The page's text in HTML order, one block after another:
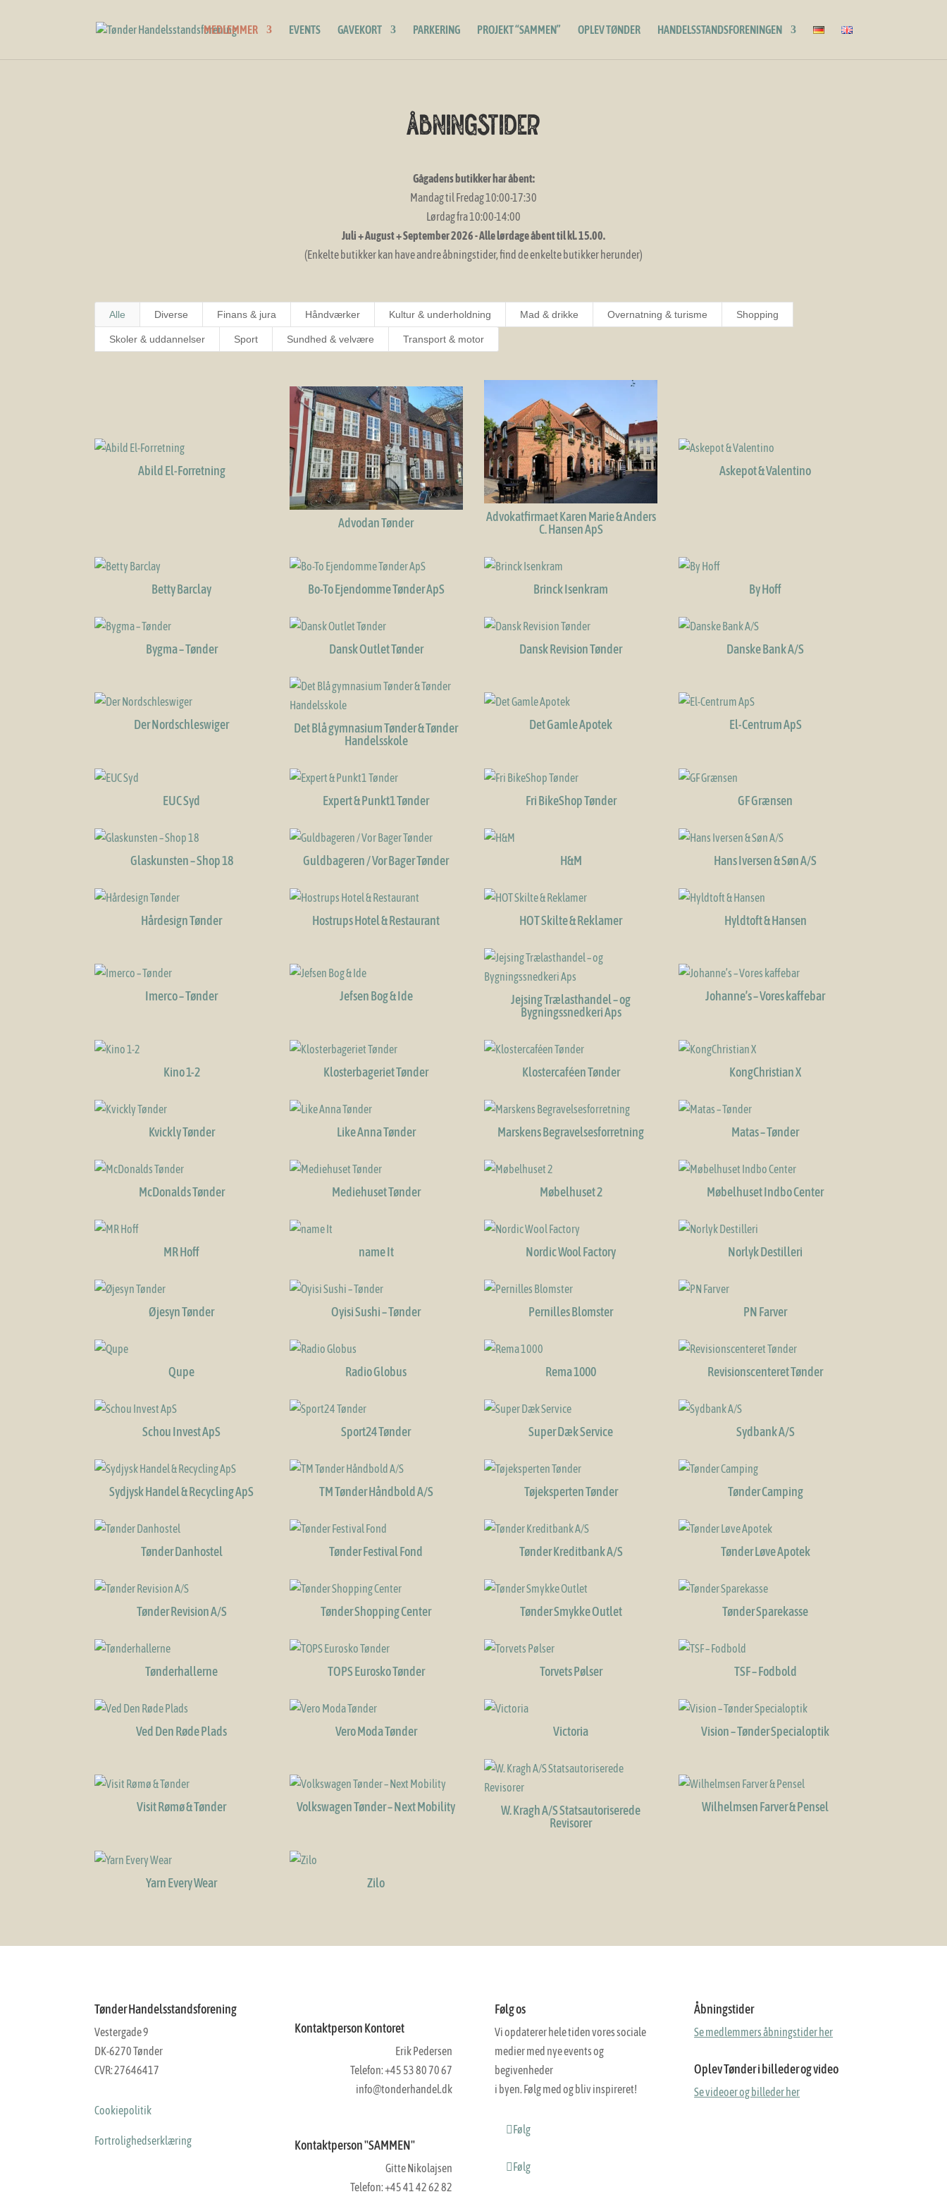
MEDLEMMER EVENTS GAVEKORT PARKERING PROJEKT “SAMMEN” OPLEV TØNDER HANDELSSTANDSFORENINGEN
åbningstider
Gågadens butikker har åbent:
Mandag til Fredag 10:00-17:30
Lørdag fra 10:00-14:00
Juli + August + September 2026 - Alle lørdage åbent til kl. 15.00.
(Enkelte butikker kan have andre åbningstider, find de enkelte butikker herunder)
Alle Diverse Finans & jura Håndværker Kultur & underholdning Mad & drikke Overnatning & turisme Shopping
Skoler & uddannelser Sport Sundhed & velvære Transport & motor
Abild El-Forretning
Advodan Tønder
Advokatfirmaet Karen Marie & Anders
C. Hansen ApS
Askepot & Valentino
Betty Barclay Bo-To Ejendomme Tønder ApS Brinck Isenkram By Hoff
Bygma – Tønder Dansk Outlet Tønder Dansk Revision Tønder Danske Bank A/S
Der Nordschleswiger
Det Blå gymnasium Tønder & Tønder
Handelsskole
Det Gamle Apotek El-Centrum ApS
EUC Syd Expert & Punkt1 Tønder Fri BikeShop Tønder GF Grænsen
Glaskunsten – Shop 18 Guldbageren / Vor Bager Tønder H&M Hans Iversen & Søn A/S
Hårdesign Tønder Hostrups Hotel & Restaurant HOT Skilte & Reklamer Hyldtoft & Hansen
Imerco – Tønder Jefsen Bog & Ide
Jejsing Trælasthandel – og
Bygningssnedkeri Aps
Johanne’s – Vores kaffebar
Kino 1-2 Klosterbageriet Tønder Klostercaféen Tønder KongChristian X
Kvickly Tønder Like Anna Tønder Marskens Begravelsesforretning Matas – Tønder
McDonalds Tønder Mediehuset Tønder Møbelhuset 2 Møbelhuset Indbo Center
MR Hoff name It Nordic Wool Factory Norlyk Destilleri
Øjesyn Tønder Oyisi Sushi – Tønder Pernilles Blomster PN Farver
Qupe Radio Globus Rema 1000 Revisionscenteret Tønder
Schou Invest ApS Sport24 Tønder Super Dæk Service Sydbank A/S
Sydjysk Handel & Recycling ApS TM Tønder Håndbold A/S Tøjeksperten Tønder Tønder Camping
Tønder Danhostel Tønder Festival Fond Tønder Kreditbank A/S Tønder Løve Apotek
Tønder Revision A/S Tønder Shopping Center Tønder Smykke Outlet Tønder Sparekasse
Tønderhallerne TOPS Eurosko Tønder Torvets Pølser TSF – Fodbold
Ved Den Røde Plads Vero Moda Tønder Victoria Vision – Tønder Specialoptik
Visit Rømø & Tønder Volkswagen Tønder – Next Mobility
W. Kragh A/S Statsautoriserede
Revisorer
Wilhelmsen Farver & Pensel
Yarn Every Wear Zilo
Tønder Handelsstandsforening
Vestergade 9
DK-6270 Tønder
CVR: 27646417
Cookiepolitik
Fortrolighedserklæring
Kontaktperson Kontoret
Erik Pedersen
Telefon: +45 53 80 70 67
info@tonderhandel.dk
Kontaktperson "SAMMEN"
Gitte Nikolajsen
Telefon: +45 41 42 62 82
Følg os
Vi opdaterer hele tiden vores sociale
medier med nye events og
begivenheder
i byen. Følg med og bliv inspireret!
Følg
Følg
Åbningstider
Se medlemmers åbningstider her
Oplev Tønder i billeder og video
Se videoer og billeder her